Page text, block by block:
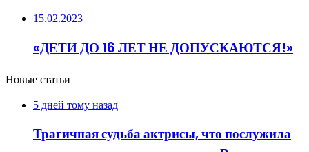
15.02.2023
«ДЕТИ ДО 16 ЛЕТ НЕ ДОПУСКАЮТСЯ!»
Новые статьи
5 дней тому назад
Трагичная судьба актрисы, что послужила